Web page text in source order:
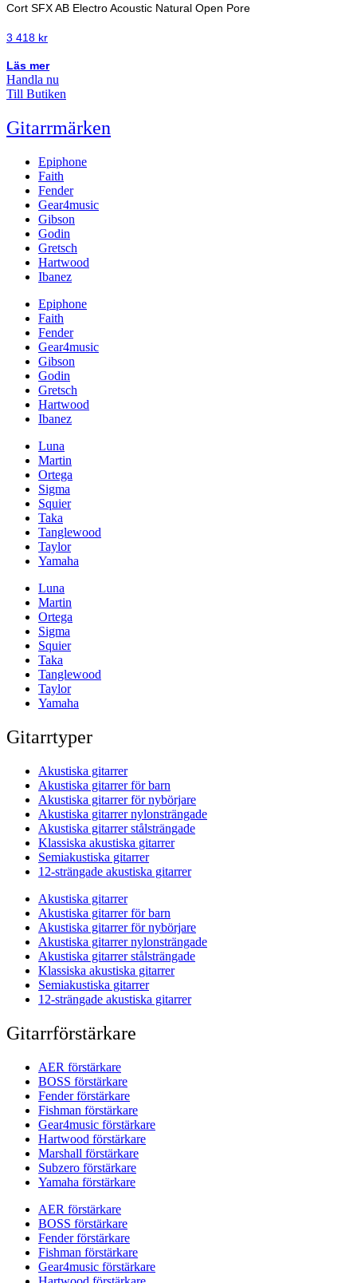
Cort SFX AB Electro Acoustic Natural Open Pore
3 418 kr
Läs mer
Handla nu
Till Butiken
Gitarrmärken
Epiphone
Faith
Fender
Gear4music
Gibson
Godin
Gretsch
Hartwood
Ibanez
Epiphone
Faith
Fender
Gear4music
Gibson
Godin
Gretsch
Hartwood
Ibanez
Luna
Martin
Ortega
Sigma
Squier
Taka
Tanglewood
Taylor
Yamaha
Luna
Martin
Ortega
Sigma
Squier
Taka
Tanglewood
Taylor
Yamaha
Gitarrtyper
Akustiska gitarrer
Akustiska gitarrer för barn
Akustiska gitarrer för nybörjare
Akustiska gitarrer nylonsträngade
Akustiska gitarrer stålsträngade
Klassiska akustiska gitarrer
Semiakustiska gitarrer
12-strängade akustiska gitarrer
Akustiska gitarrer
Akustiska gitarrer för barn
Akustiska gitarrer för nybörjare
Akustiska gitarrer nylonsträngade
Akustiska gitarrer stålsträngade
Klassiska akustiska gitarrer
Semiakustiska gitarrer
12-strängade akustiska gitarrer
Gitarrförstärkare
AER förstärkare
BOSS förstärkare
Fender förstärkare
Fishman förstärkare
Gear4music förstärkare
Hartwood förstärkare
Marshall förstärkare
Subzero förstärkare
Yamaha förstärkare
AER förstärkare
BOSS förstärkare
Fender förstärkare
Fishman förstärkare
Gear4music förstärkare